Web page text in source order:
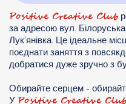
Positive Creative Club
за адресою вул.
Лук’янівка. Це ідеальне
поєднати заняття з
добратися дуже зручно з
Обирайте серцем -
У Positive Creative Club